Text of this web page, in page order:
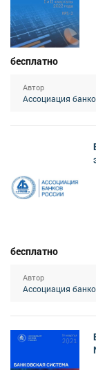
бесплатно
Автор
Ассоциация
бесплатно
Автор
Ассоциация